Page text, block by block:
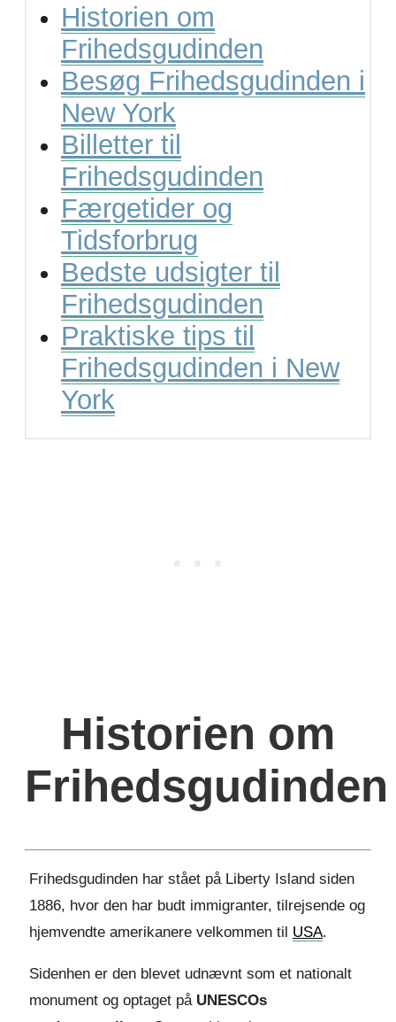
Historien om
Frihedsgudinden
Besøg Frihedsgudinden i
New York
Billetter til
Frihedsgudinden
Færgetider og
Tidsforbrug
Bedste udsigter til
Frihedsgudinden
Praktiske tips til
Frihedsgudinden i New
York
Historien om
Frihedsgudinden
Frihedsgudinden har stået på Liberty Island siden
1886, hvor den har budt immigranter, tilrejsende og
hjemvendte amerikanere velkommen til USA.
Sidenhen er den blevet udnævnt som et nationalt
monument og optaget på UNESCOs